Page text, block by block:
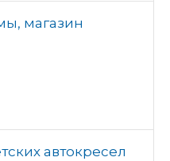
магазин
автокресел